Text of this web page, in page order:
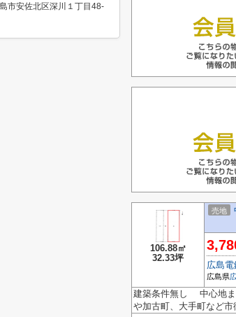
106.88㎡
32.33坪
売地
広島
広島県
建築条件無し 中心地ま
や加古町、大手町など
市安佐北区深川１丁目48-